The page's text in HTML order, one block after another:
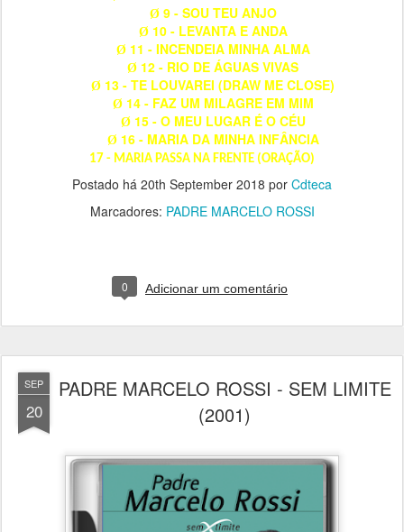
Ø 9 - SOU TEU ANJO
Ø 10 - LEVANTA E ANDA
Ø 11 - INCENDEIA MINHA ALMA
Ø 12 - RIO DE ÁGUAS VIVAS
Ø 13 - TE LOUVAREI (DRAW ME CLOSE)
Ø 14 - FAZ UM MILAGRE EM MIM
Ø 15 - O MEU LUGAR É O CÉU
Ø 16 - MARIA DA MINHA INFÂNCIA
17 - MARIA PASSA NA FRENTE (ORAÇÃO)
Postado há 20th September 2018 por Cdteca
Marcadores: PADRE MARCELO ROSSI
0 Adicionar um comentário
SEP
20
PADRE MARCELO ROSSI - SEM LIMITE
(2001)